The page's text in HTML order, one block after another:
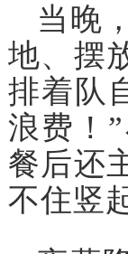
当晚
地、摆
排着队
浪费！
餐后还
不住竖